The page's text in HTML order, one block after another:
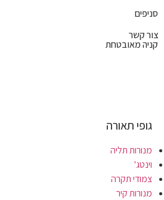
סניפים
צור קשר
קניה מאובטחת
גופי תאורה
מנורות תליה
וינטג'
צמודי תקרה
מנורות קיר